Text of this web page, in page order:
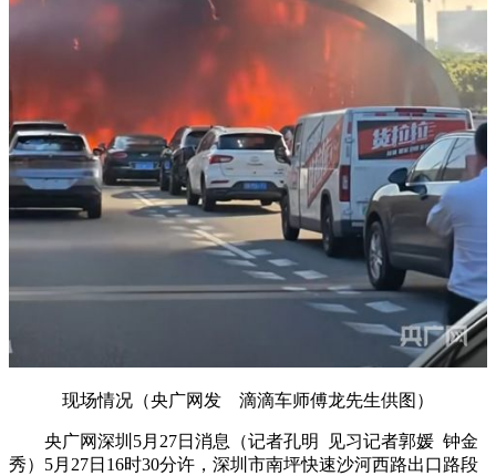
现场情况（央广网发 滴滴车师傅龙先生供图）
央广网深圳5月27日消息（记者孔明 见习记者郭媛 钟金
秀）5月27日16时30分许，深圳市南坪快速沙河西路出口路段